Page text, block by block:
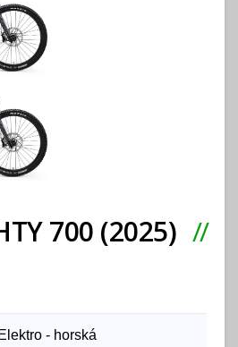
700 (2025)
Elektro - horská